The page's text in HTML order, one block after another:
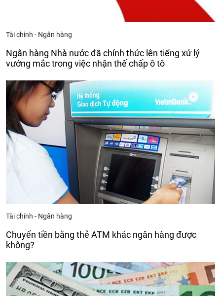
Tài chính - Ngân hàng
Ngân hàng Nhà nước đã chính thức lên tiếng xử lý
vướng mắc trong việc nhận thế chấp ô tô
Tài chính - Ngân hàng
Chuyển tiền bằng thẻ ATM khác ngân hàng được
không?